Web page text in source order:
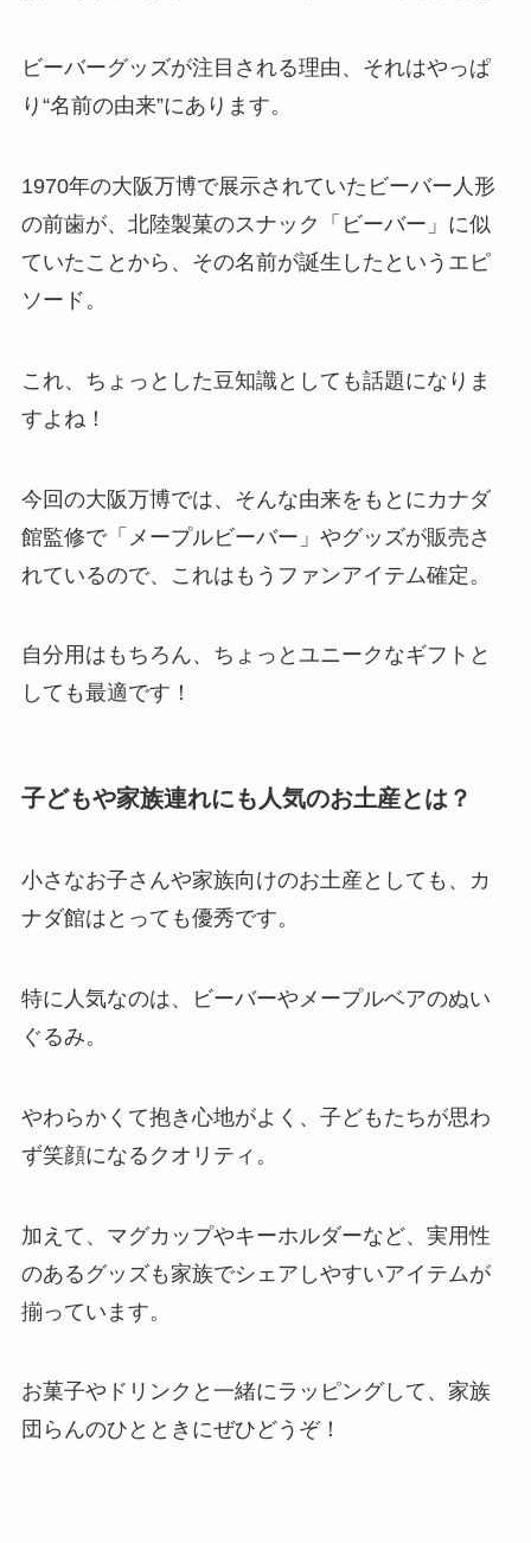
ビーバーグッズが注目される理由、それはやっぱ
り“名前の由来”にあります。
1970年の大阪万博で展示されていたビーバー人形
の前歯が、北陸製菓のスナック「ビーバー」に似
ていたことから、その名前が誕生したというエピ
ソード。
これ、ちょっとした豆知識としても話題になりま
すよね！
今回の大阪万博では、そんな由来をもとにカナダ
館監修で「メープルビーバー」やグッズが販売さ
れているので、これはもうファンアイテム確定。
自分用はもちろん、ちょっとユニークなギフトと
しても最適です！
子どもや家族連れにも人気のお土産とは？
小さなお子さんや家族向けのお土産としても、カ
ナダ館はとっても優秀です。
特に人気なのは、ビーバーやメープルベアのぬい
ぐるみ。
やわらかくて抱き心地がよく、子どもたちが思わ
ず笑顔になるクオリティ。
加えて、マグカップやキーホルダーなど、実用性
のあるグッズも家族でシェアしやすいアイテムが
揃っています。
お菓子やドリンクと一緒にラッピングして、家族
団らんのひとときにぜひどうぞ！